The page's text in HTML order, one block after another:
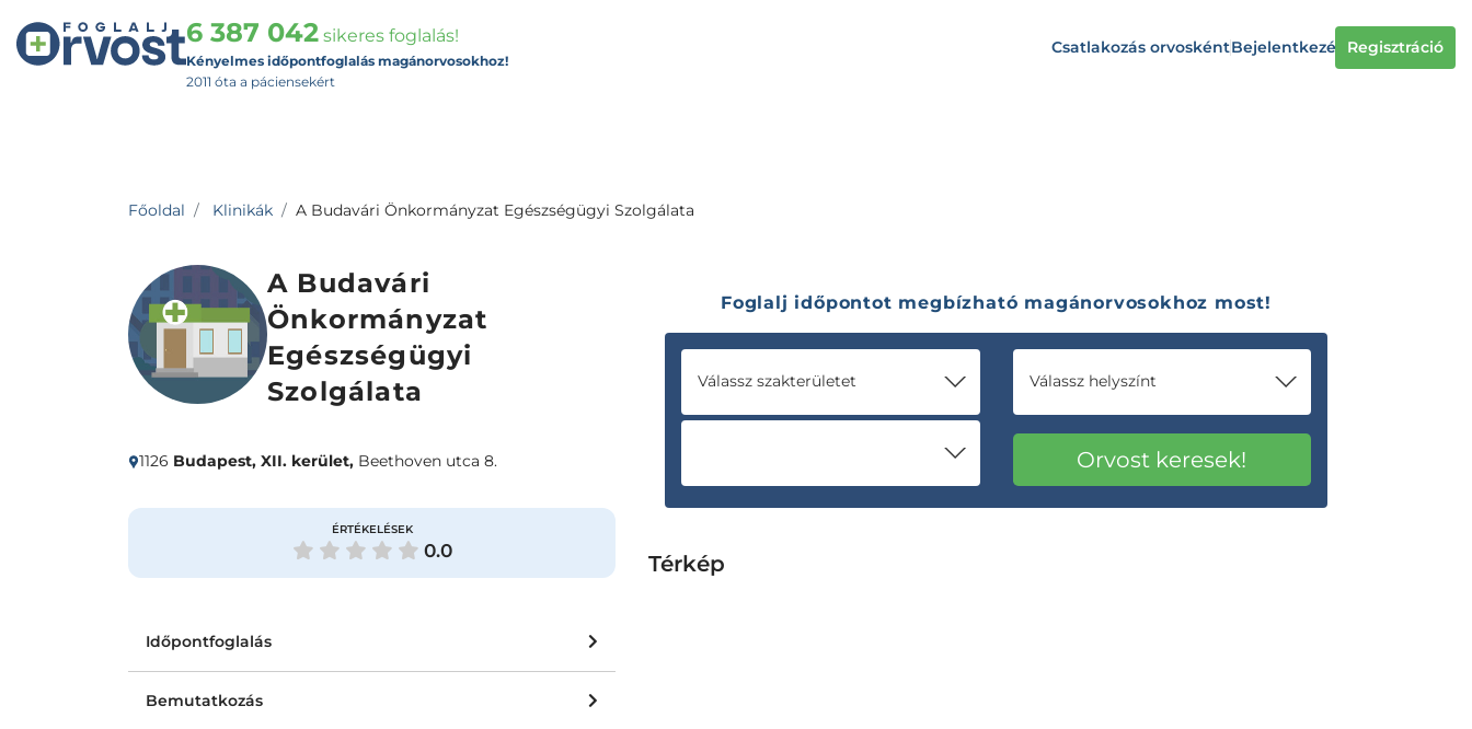
6 387 042 sikeres foglalás!
Kényelmes időpontfoglalás magánorvosokhoz!
2011 óta a páciensekért
Csatlakozás orvoskéntBejelentkezés Regisztráció
Főoldal Klinikák A Budavári Önkormányzat Egészségügyi Szolgálata
A Budavári
Önkormányzat
Egészségügyi
Szolgálata
ÉRTÉKELÉSEK
0.0
1126 Budapest, XII. kerület, Beethoven utca 8.
Időpontfoglalás
Bemutatkozás
Foglalj időpontot megbízható magánorvosokhoz most!
Válassz szakterületet Válassz helyszínt
Térkép